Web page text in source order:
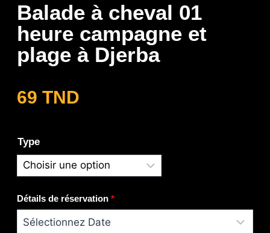
Balade à cheval 01
heure campagne et
plage à Djerba
69 TND
Type
Détails de réservation *